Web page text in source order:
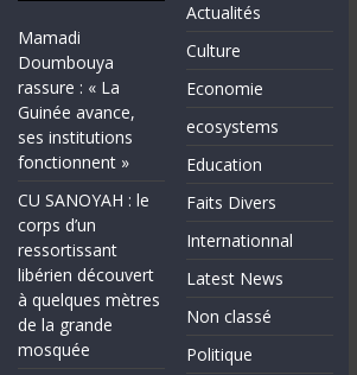
Mamadi
Doumbouya
rassure : « La
Guinée avance,
ses institutions
fonctionnent »
CU SANOYAH : le
corps d’un
ressortissant
libérien découvert
à quelques mètres
de la grande
mosquée
Actualités
Culture
Economie
ecosystems
Education
Faits Divers
Internationnal
Latest News
Non classé
Politique